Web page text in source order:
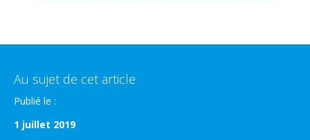
Au sujet de cet article
Publié le :
1 juillet 2019